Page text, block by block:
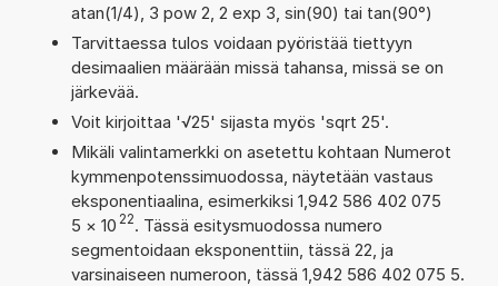
atan(1/4), 3 pow 2, 2 exp 3, sin(90) tai tan(90°)
Tarvittaessa tulos voidaan pyöristää tiettyyn
desimaalien määrään missä tahansa, missä se on
järkevää.
Voit kirjoittaa '√25' sijasta myös 'sqrt 25'.
Mikäli valintamerkki on asetettu kohtaan Numerot
kymmenpotenssimuodossa, näytetään vastaus
eksponentiaalina, esimerkiksi 1,942 586 402 075
5 × 10 22. Tässä esitysmuodossa numero
segmentoidaan eksponenttiin, tässä 22, ja
varsinaiseen numeroon, tässä 1,942 586 402 075 5.